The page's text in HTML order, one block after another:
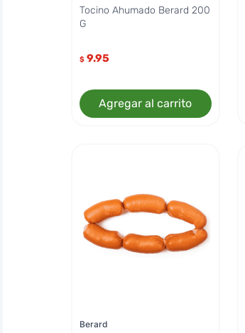
Tocino Ahumado Berard 200
G
$ 9.95
Agregar al carrito
Berard